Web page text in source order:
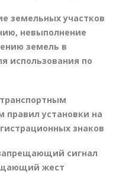
земельных участков
невыполнение
земель в
использования по
правил установки на
знаков
сигнал
жест